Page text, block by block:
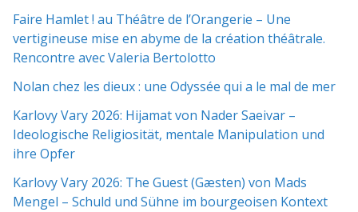
Faire Hamlet ! au Théâtre de l’Orangerie – Une
vertigineuse mise en abyme de la création théâtrale.
Rencontre avec Valeria Bertolotto
Nolan chez les dieux : une Odyssée qui a le mal de mer
Karlovy Vary 2026: Hijamat von Nader Saeivar​​ –
Ideologische Religiosität, mentale Manipulation und
ihre Opfer
Karlovy Vary 2026: The Guest (Gæsten) von Mads
Mengel – Schuld und Sühne im bourgeoisen Kontext